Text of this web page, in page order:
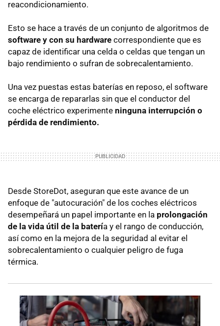
reacondicionamiento.
Esto se hace a través de un conjunto de algoritmos de
software y con su hardware correspondiente que es
capaz de identificar una celda o celdas que tengan un
bajo rendimiento o sufran de sobrecalentamiento.
Una vez puestas estas baterías en reposo, el software
se encarga de repararlas sin que el conductor del
coche eléctrico experimente ninguna interrupción o
pérdida de rendimiento.
Desde StoreDot, aseguran que este avance de un
enfoque de "autocuración" de los coches eléctricos
desempeñará un papel importante en la prolongación
de la vida útil de la batería y el rango de conducción,
así como en la mejora de la seguridad al evitar el
sobrecalentamiento o cualquier peligro de fuga
térmica.